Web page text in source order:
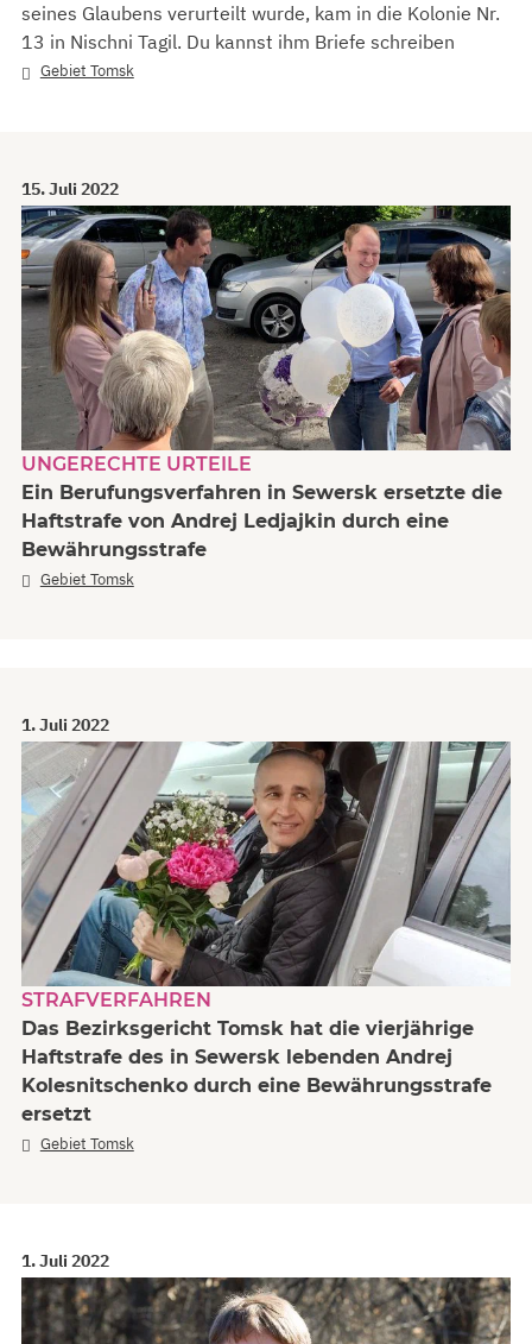
seines Glaubens verurteilt wurde, kam in die Kolonie Nr.
13 in Nischni Tagil. Du kannst ihm Briefe schreiben
Gebiet Tomsk
15. Juli 2022
UNGERECHTE URTEILE
Ein Berufungsverfahren in Sewersk ersetzte die
Haftstrafe von Andrej Ledjajkin durch eine
Bewährungsstrafe
Gebiet Tomsk
1. Juli 2022
STRAFVERFAHREN
Das Bezirksgericht Tomsk hat die vierjährige
Haftstrafe des in Sewersk lebenden Andrej
Kolesnitschenko durch eine Bewährungsstrafe
ersetzt
Gebiet Tomsk
1. Juli 2022